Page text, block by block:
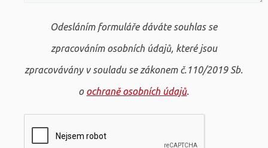
Odesláním formuláře dáváte souhlas se
zpracováním osobních údajů, které jsou
zpracovávány v souladu se zákonem č.110/2019 Sb.
o ochraně osobních údajů.